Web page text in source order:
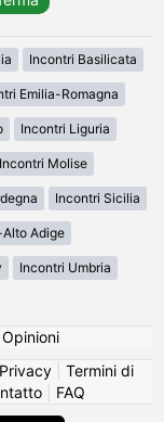
Incontri Basilicata
Emilia-Romagna
Incontri Liguria
Incontri Molise
Incontri Sicilia
Adige
Incontri Umbria
Opinioni
Privacy| Termini di
| FAQ